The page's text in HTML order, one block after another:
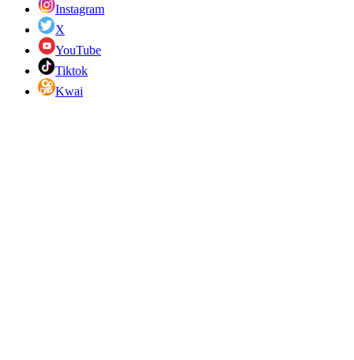
Instagram
X
YouTube
Tiktok
Kwai